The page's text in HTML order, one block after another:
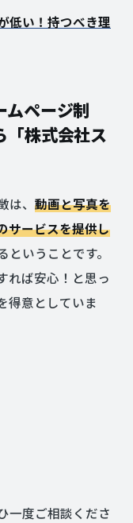
低い！持つべき理
ムページ制
「株式会社ス
、 動画と写真を
サービスを提供し
ということです。
れば安心！と思っ
得意としていま
一度ご相談くださ